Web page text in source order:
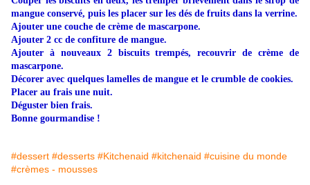
mangue conservé, puis les placer sur les dés de fruits dans la verrine.
Ajouter une couche de crème de mascarpone.
Ajouter 2 cc de confiture de mangue.
Ajouter à nouveaux 2 biscuits trempés, recouvrir de crème de
mascarpone.
Décorer avec quelques lamelles de mangue et le crumble de cookies.
Placer au frais une nuit.
Déguster bien frais.
Bonne gourmandise !
#dessert #desserts #Kitchenaid #kitchenaid #cuisine du monde
#crèmes - mousses